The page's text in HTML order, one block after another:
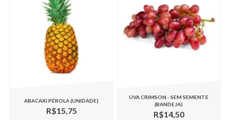
ABACAXI PÉROLA (UNIDADE)
R$15,75
UVA CRIMSON - SEM SEMENTE
(BANDEJA)
R$14,50